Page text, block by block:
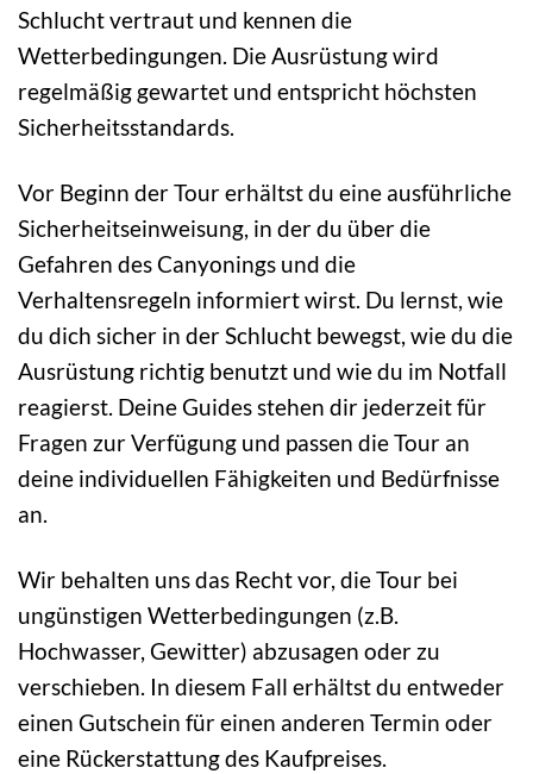
Schlucht vertraut und kennen die
Wetterbedingungen. Die Ausrüstung wird
regelmäßig gewartet und entspricht höchsten
Sicherheitsstandards.
Vor Beginn der Tour erhältst du eine ausführliche
Sicherheitseinweisung, in der du über die
Gefahren des Canyonings und die
Verhaltensregeln informiert wirst. Du lernst, wie
du dich sicher in der Schlucht bewegst, wie du die
Ausrüstung richtig benutzt und wie du im Notfall
reagierst. Deine Guides stehen dir jederzeit für
Fragen zur Verfügung und passen die Tour an
deine individuellen Fähigkeiten und Bedürfnisse
an.
Wir behalten uns das Recht vor, die Tour bei
ungünstigen Wetterbedingungen (z.B.
Hochwasser, Gewitter) abzusagen oder zu
verschieben. In diesem Fall erhältst du entweder
einen Gutschein für einen anderen Termin oder
eine Rückerstattung des Kaufpreises.